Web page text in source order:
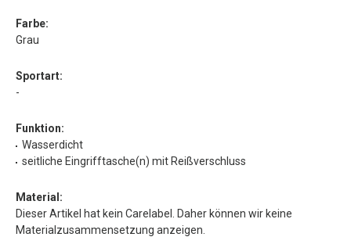
Farbe:
Grau
Sportart:
-
Funktion:
Wasserdicht
seitliche Eingrifftasche(n) mit Reißverschluss
Material:
Dieser Artikel hat kein Carelabel. Daher können wir keine
Materialzusammensetzung anzeigen.